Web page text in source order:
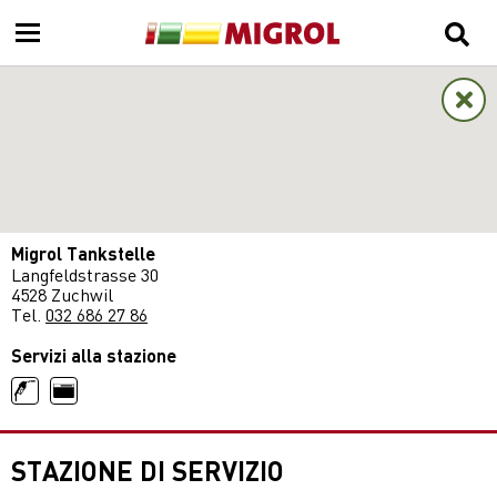
Migrol Tankstelle
Langfeldstrasse 30
4528 Zuchwil
Tel. 032 686 27 86
Servizi alla stazione
STAZIONE DI SERVIZIO